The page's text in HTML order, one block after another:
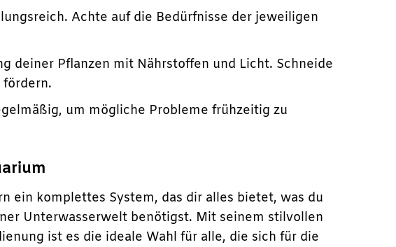
Achte auf die Bedürfnisse der jeweiligen
deiner Pflanzen mit Nährstoffen und Licht. Schneide
fördern.
um mögliche Probleme frühzeitig zu
ein komplettes System, das dir alles bietet, was du
Unterwasserwelt benötigst. Mit seinem stilvollen
ist es die ideale Wahl für alle, die sich für die